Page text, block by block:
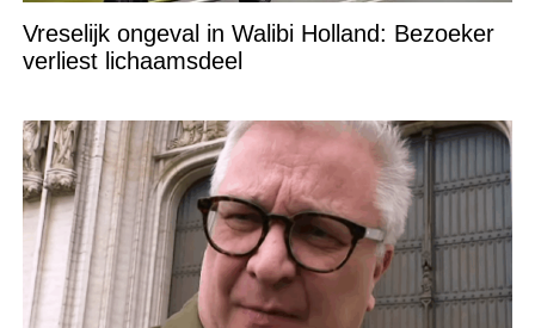
Vreselijk ongeval in Walibi Holland: Bezoeker
verliest lichaamsdeel